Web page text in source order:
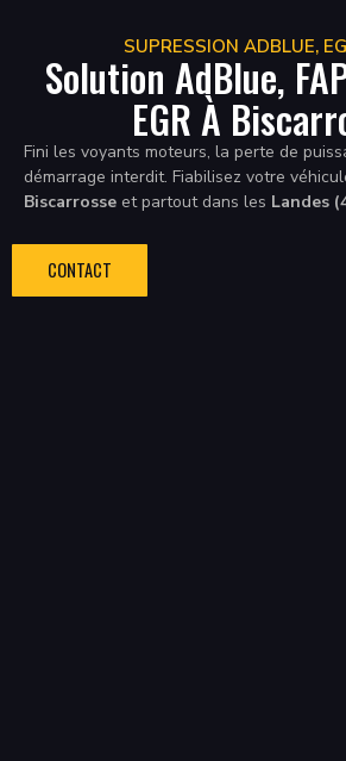
SUPRESSION ADBLUE,
Solution AdBlue,
EGR À
Fini les voyants moteurs, la perte de
démarrage interdit. Fiabilisez votre
Biscarrosse et partout dans les Landes
CONTACT